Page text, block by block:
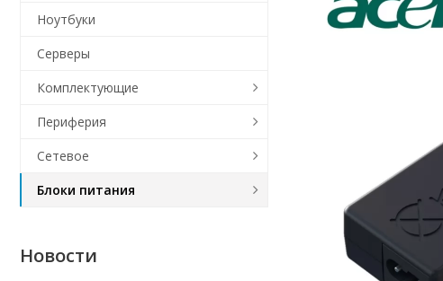
Ноутбуки
Серверы
Комплектующие
Периферия
Сетевое
Блоки питания
Новости